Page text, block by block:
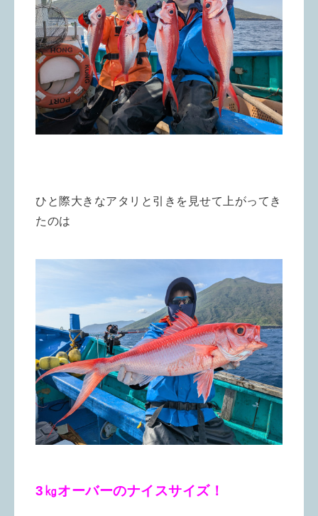
ひと際大きなアタリと引きを見せて上がってき
たのは
3㎏オーバーのナイスサイズ！